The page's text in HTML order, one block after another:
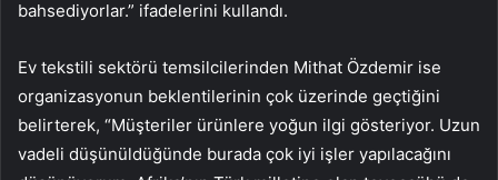
bahsediyorlar.” ifadelerini kullandı.
Ev tekstili sektörü temsilcilerinden Mithat Özdemir ise
organizasyonun beklentilerinin çok üzerinde geçtiğini
belirterek, “Müşteriler ürünlere yoğun ilgi gösteriyor. Uzun
vadeli düşünüldüğünde burada çok iyi işler yapılacağını